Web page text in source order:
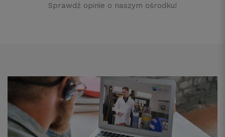
Sprawdź opinie o naszym ośrodku!